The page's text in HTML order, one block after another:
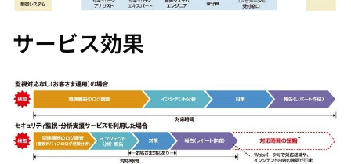
サービス効果